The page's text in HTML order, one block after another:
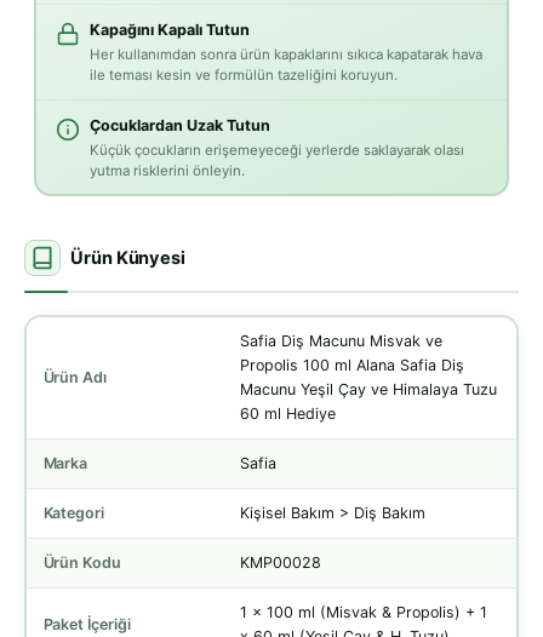
Kapağını Kapalı Tutun
Her kullanımdan sonra ürün kapaklarını sıkıca kapatarak hava
ile teması kesin ve formülün tazeliğini koruyun.
Çocuklardan Uzak Tutun
Küçük çocukların erişemeyeceği yerlerde saklayarak olası
yutma risklerini önleyin.
Ürün Künyesi
Ürün Adı
Safia Diş Macunu Misvak ve
Propolis 100 ml Alana Safia Diş
Macunu Yeşil Çay ve Himalaya Tuzu
60 ml Hediye
Marka Safia
Kategori Kişisel Bakım > Diş Bakım
Ürün Kodu KMP00028
Paket İçeriği
1 x 100 ml (Misvak & Propolis) + 1